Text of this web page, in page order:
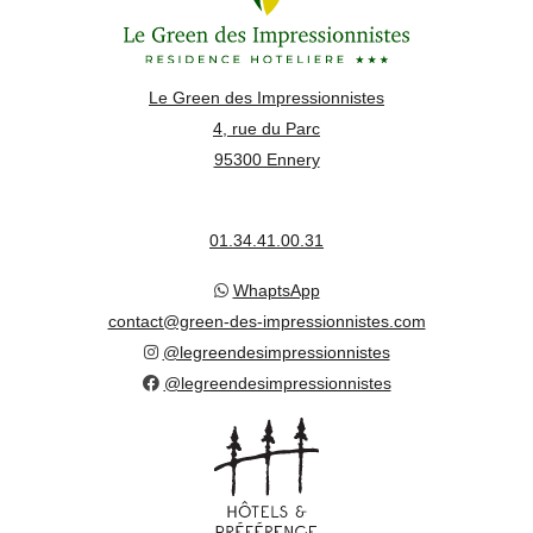
Le Green des Impressionnistes
4, rue du Parc
95300 Ennery
01.34.41.00.31
WhaptsApp
contact@green-des-impressionnistes.com
@legreendesimpressionnistes
@legreendesimpressionnistes